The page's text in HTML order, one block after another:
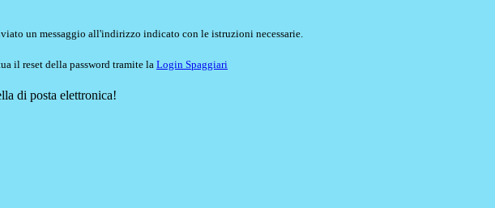
un messaggio all'indirizzo indicato con le istruzioni necessarie.
il reset della password tramite la Login Spaggiari
di posta elettronica!